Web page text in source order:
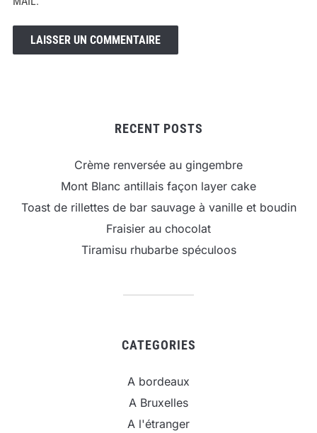
RECENT POSTS
Crème renversée au gingembre
Mont Blanc antillais façon layer cake
Toast de rillettes de bar sauvage à vanille et boudin
Fraisier au chocolat
Tiramisu rhubarbe spéculoos
CATEGORIES
A bordeaux
A Bruxelles
A l'étranger